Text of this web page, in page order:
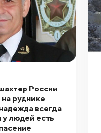
России
руднике
всегда
у людей есть